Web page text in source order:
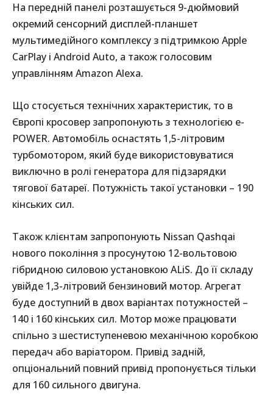
На передній панелі розташується 9-дюймовий
окремий сенсорний дисплей-планшет
мультимедійного комплексу з підтримкою Apple
CarPlay і Android Auto, а також голосовим
управлінням Amazon Alexa.
Що стосується технічних характеристик, то в
Європі кросовер запропонують з технологією e-
POWER. Автомобіль оснастять 1,5-літровим
турбомотором, який буде використовуватися
виключно в ролі генератора для підзарядки
тягової батареї. Потужність такої установки – 190
кінських сил.
Також клієнтам запропонують Nissan Qashqai
нового покоління з просунутою 12-вольтовою
гібридною силовою установкою ALiS. До її складу
увійде 1,3-літровий бензиновий мотор. Агрегат
буде доступний в двох варіантах потужностей –
140 і 160 кінських сил. Мотор може працювати
спільно з шестиступеневою механічною коробкою
передач або варіатором. Привід задній,
опціональний повний привід пропонується тільки
для 160 сильного двигуна.